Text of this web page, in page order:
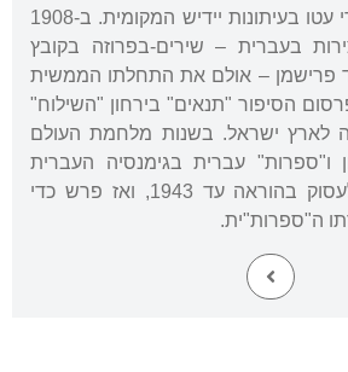
ב-1906 הופיעו ביכורי עטו בעיתונות יידיש המקומית. ב-1908
בעברית – שירים-בפרוזה בקובץ
פרישמן – אולם את התחלתו הממשית
הסיפור "תנאים" בירחון "השילוח"
ב-1914 עלה לארץ ישראל. בשנות מלחמת העולם
ו"ספרות" עברית בגימנסיה העברית
"הרצליה". המשיך לעסוק בהוראה עד 1943, ואז פרש כדי
ה"ספרות"ית.